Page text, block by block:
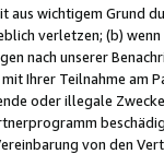
aus wichtigem Grund
verletzen; (b)
nach unserer
Ihrer Teilnahme am
oder illegale
von den